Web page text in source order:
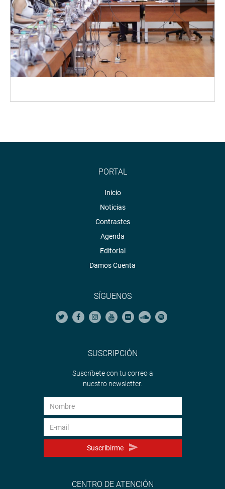
PORTAL
Inicio
Noticias
Contrastes
Agenda
Editorial
Damos Cuenta
SÍGUENOS
SUSCRIPCIÓN
Suscríbete con tu correo a
nuestro newsletter.
Suscribirme
CENTRO DE ATENCIÓN